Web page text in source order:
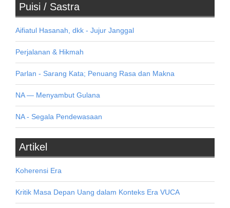
Puisi / Sastra
Aifiatul Hasanah, dkk - Jujur Janggal
Perjalanan & Hikmah
Parlan - Sarang Kata; Penuang Rasa dan Makna
NA — Menyambut Gulana
NA - Segala Pendewasaan
Artikel
Koherensi Era
Kritik Masa Depan Uang dalam Konteks Era VUCA